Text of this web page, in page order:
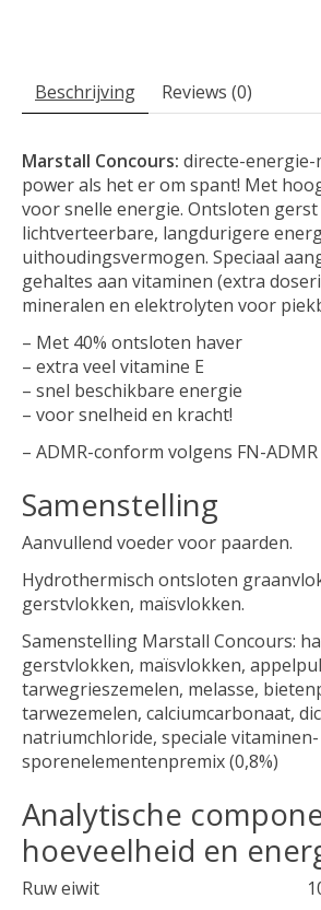
Beschrijving Reviews (0)
Marstall Concours: directe-
power als het er om spant! Met
voor snelle energie. Ontsloten
lichtverteerbare, langdurigere
uithoudingsvermogen. Speciaal
gehaltes aan vitaminen (extra
mineralen en elektrolyten voor
– Met 40% ontsloten haver
– extra veel vitamine E
– snel beschikbare energie
– voor snelheid en kracht!
– ADMR-conform volgens FN-ADMR
Samenstelling
Aanvullend voeder voor paarden.
Hydrothermisch ontsloten
gerstvlokken, maïsvlokken.
Samenstelling Marstall Concours:
gerstvlokken, maïsvlokken,
tarwegrieszemelen, melasse,
tarwezemelen, calciumcarbonaat,
natriumchloride, speciale
sporenelementenpremix (0,8%)
Analytische
hoeveelheid en
Ruw eiwit